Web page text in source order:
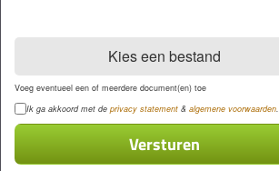
Kies een bestand
Voeg eventueel een of meerdere document(en) toe
Privacyverklaring
Ik ga akkoord met de privacy statement & algemene voorwaarden.